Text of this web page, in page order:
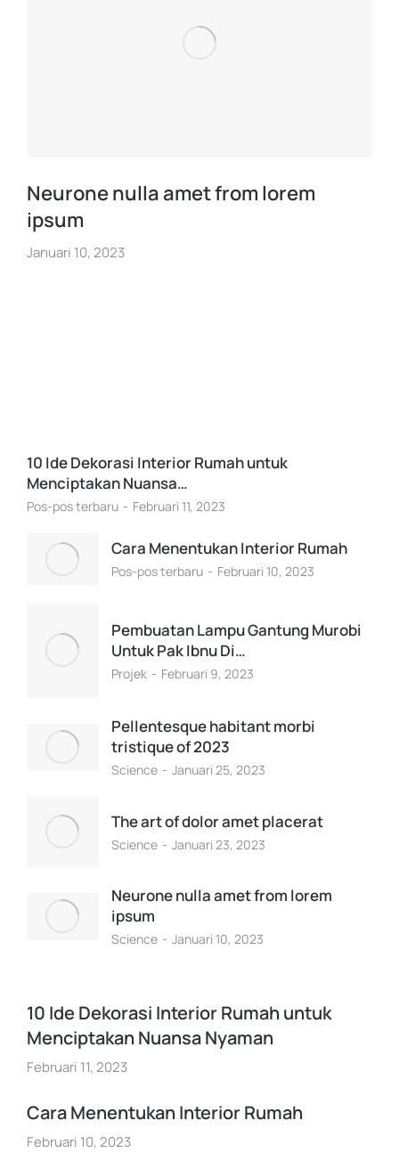
Neurone nulla amet from lorem
ipsum
Januari 10, 2023
10 Ide Dekorasi Interior Rumah untuk
Menciptakan Nuansa…
Pos-pos terbaru Februari 11, 2023
Cara Menentukan Interior Rumah
Pos-pos terbaru Februari 10, 2023
Pembuatan Lampu Gantung Murobi
Untuk Pak Ibnu Di…
Projek Februari 9, 2023
Pellentesque habitant morbi
tristique of 2023
Science Januari 25, 2023
The art of dolor amet placerat
Science Januari 23, 2023
Neurone nulla amet from lorem
ipsum
Science Januari 10, 2023
10 Ide Dekorasi Interior Rumah untuk
Menciptakan Nuansa Nyaman
Februari 11, 2023
Cara Menentukan Interior Rumah
Februari 10, 2023